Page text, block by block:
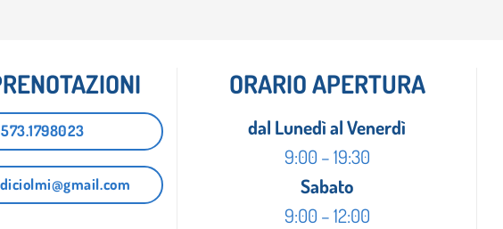
ORARIO APERTURA
dal Lunedì al Venerdì
9:00 – 19:30
Sabato
9:00 – 12:00